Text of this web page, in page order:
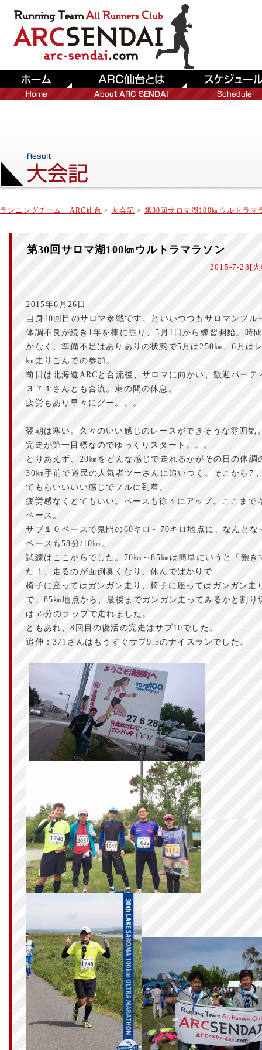
ランニングチーム ARC仙台 >大会記 > 第30回サロマ湖100㎞ウルトラマ
第30回サロマ湖100㎞ウルトラマラソン
2015-7-28[
2015年6月26日
自身10回目のサロマ参戦です。といいつつもサロマンブル
体調不良が続き1年を棒に振り、5月1日から練習開始。時
かなく、準備不足はありありの状態で5月は250㎞、6月は
㎞走りこんでの参加。
前日は北海道ARCと合流後、サロマに向かい、歓迎パーテ
３７１さんとも合流。束の間の休息。
疲労もあり早々にグー。。。
翌朝は寒い。久々のいい感じのレースができそうな雰囲気
完走が第一目標なのでゆっくりスタート。。。
とりあえず、20㎞をどんな感じで走れるかがその日の体調
30㎞手前で道民の人気者ツーさんに追いつく。そこから7
てもらいいいい感じでフルに到着。
疲労感なくとてもいい。ペースも徐々にアップ。ここまで
ペース。
サブ１０ペースで鬼門の60キロ～70キロ地点に。なんとな
ペースも58分/10㎞。
試練はここからでした。70㎞～85㎞は簡単にいうと「飽き
た！」走るのが面倒臭くなり、休んでばかりで
椅子に座ってはガンガン走り、椅子に座ってはガンガン走
で、85㎞地点から、最後までガンガン走ってみるかと割り
は55分のラップで走れました。
ともあれ、8回目の復活の完走はサブ10でした。
追伸：371さんはもうすぐサブ9.5のナイスランでした。